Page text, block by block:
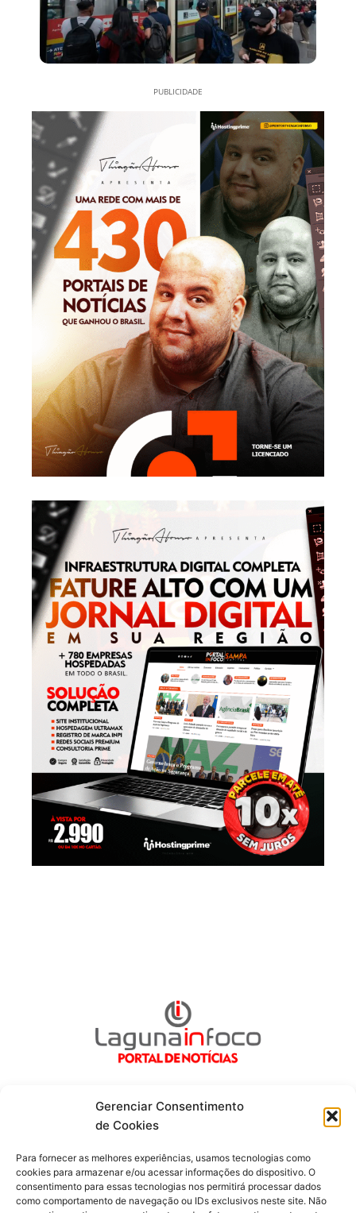
Gerenciar Consentimento
de Cookies
Para fornecer as melhores experiências, usamos tecnologias como
cookies para armazenar e/ou acessar informações do dispositivo. O
consentimento para essas tecnologias nos permitirá processar dados
como comportamento de navegação ou IDs exclusivos neste site. Não
PUBLICIDADE
Siga-nos